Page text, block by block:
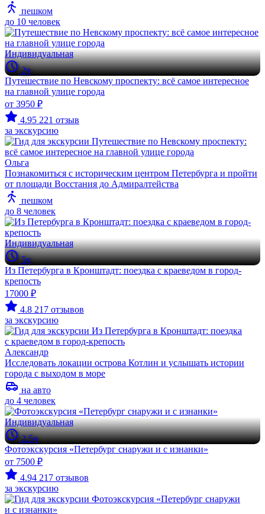
пешком
до 10 человек
Индивидуальная
2ч
Путешествие по Невскому проспекту: всё самое интересное
на главной улице города
от 3950 ₽
4.95 221 отзыв
за экскурсию
Ольга
Познакомиться с историческим центром Петербурга и пройти
от площади Восстания до Адмиралтейства
пешком
до 8 человек
Индивидуальная
5ч
Из Петербурга в Кронштадт: поездка с краеведом в город-
крепость
17000 ₽
4.8 217 отзывов
за экскурсию
Александр
Исследовать локации острова Котлин и услышать истории
города с выходом в море
на авто
до 4 человек
Индивидуальная
2.5ч
Фотоэкскурсия «Петербург снаружи и с изнанки»
от 7500 ₽
4.94 217 отзывов
за экскурсию